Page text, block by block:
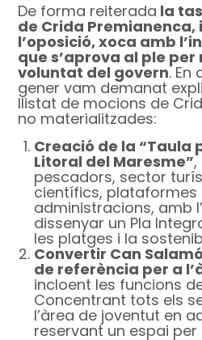
De forma reiterada la
de Crida Premianenca,
l’oposició, xoca amb
que s’aprova al ple per
voluntat del govern. En
gener vam demanat
llistat de mocions de
no materialitzades:
Creació de la “Taula
Litoral del Maresme”,
pescadors, sector
científics, plataformes
administracions, amb
dissenyar un Pla
les platges i la
Convertir Can
de referència per a
incloent les funcions
Concentrant tots els
l’àrea de joventut en
reservant un espai per